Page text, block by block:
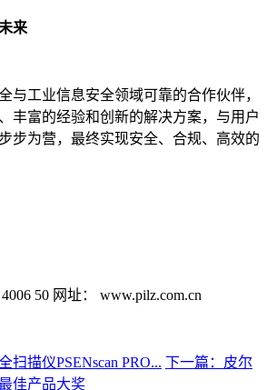
来
与工业信息安全领域可靠的合作伙伴，
丰富的经验和创新的解决方案，与用户
步为营，最终实现安全、合规、高效的
50 网址： www.pilz.com.cn
扫描仪PSENscan PRO... 下一篇：皮尔
佳产品大奖